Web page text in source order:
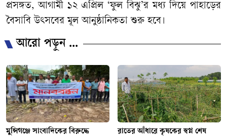
প্রসঙ্গত, আগামী ১২ এপ্রিল ‘ফুল বিঝু’র মধ্য দিয়ে পাহাড়ের
বৈসাবি উৎসবের মূল আনুষ্ঠানিকতা শুরু হবে।
আরো পড়ুন ...
মুন্সিগঞ্জে সাংবাদিকের বিরুদ্ধে
রাতের আঁধারে কৃষকের স্বপ্ন শেষ